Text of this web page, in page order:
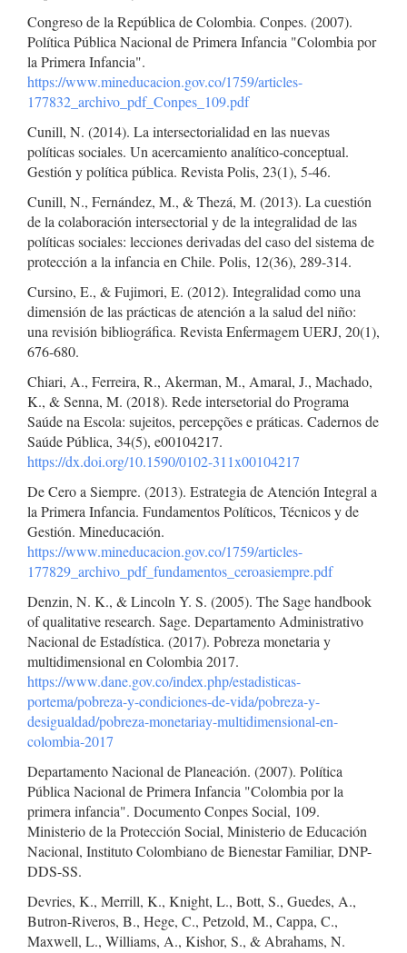
Congreso de la República de Colombia. Conpes. (2007).
Política Pública Nacional de Primera Infancia "Colombia por
la Primera Infancia".
https://www.mineducacion.gov.co/1759/articles-
177832_archivo_pdf_Conpes_109.pdf
Cunill, N. (2014). La intersectorialidad en las nuevas
políticas sociales. Un acercamiento analítico-conceptual.
Gestión y política pública. Revista Polis, 23(1), 5-46.
Cunill, N., Fernández, M., & Thezá, M. (2013). La cuestión
de la colaboración intersectorial y de la integralidad de las
políticas sociales: lecciones derivadas del caso del sistema de
protección a la infancia en Chile. Polis, 12(36), 289-314.
Cursino, E., & Fujimori, E. (2012). Integralidad como una
dimensión de las prácticas de atención a la salud del niño:
una revisión bibliográfica. Revista Enfermagem UERJ, 20(1),
676-680.
Chiari, A., Ferreira, R., Akerman, M., Amaral, J., Machado,
K., & Senna, M. (2018). Rede intersetorial do Programa
Saúde na Escola: sujeitos, percepções e práticas. Cadernos de
Saúde Pública, 34(5), e00104217.
https://dx.doi.org/10.1590/0102-311x00104217
De Cero a Siempre. (2013). Estrategia de Atención Integral a
la Primera Infancia. Fundamentos Políticos, Técnicos y de
Gestión. Mineducación.
https://www.mineducacion.gov.co/1759/articles-
177829_archivo_pdf_fundamentos_ceroasiempre.pdf
Denzin, N. K., & Lincoln Y. S. (2005). The Sage handbook
of qualitative research. Sage. Departamento Administrativo
Nacional de Estadística. (2017). Pobreza monetaria y
multidimensional en Colombia 2017.
https://www.dane.gov.co/index.php/estadisticas-
portema/pobreza-y-condiciones-de-vida/pobreza-y-
desigualdad/pobreza-monetariay-multidimensional-en-
colombia-2017
Departamento Nacional de Planeación. (2007). Política
Pública Nacional de Primera Infancia "Colombia por la
primera infancia". Documento Conpes Social, 109.
Ministerio de la Protección Social, Ministerio de Educación
Nacional, Instituto Colombiano de Bienestar Familiar, DNP-
DDS-SS.
Devries, K., Merrill, K., Knight, L., Bott, S., Guedes, A.,
Butron-Riveros, B., Hege, C., Petzold, M., Cappa, C.,
Maxwell, L., Williams, A., Kishor, S., & Abrahams, N.